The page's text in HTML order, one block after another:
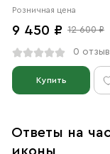
родий
Розничная цена
9 450 ₽ 12 600 ₽
0
Купить
Ответы на
иконы